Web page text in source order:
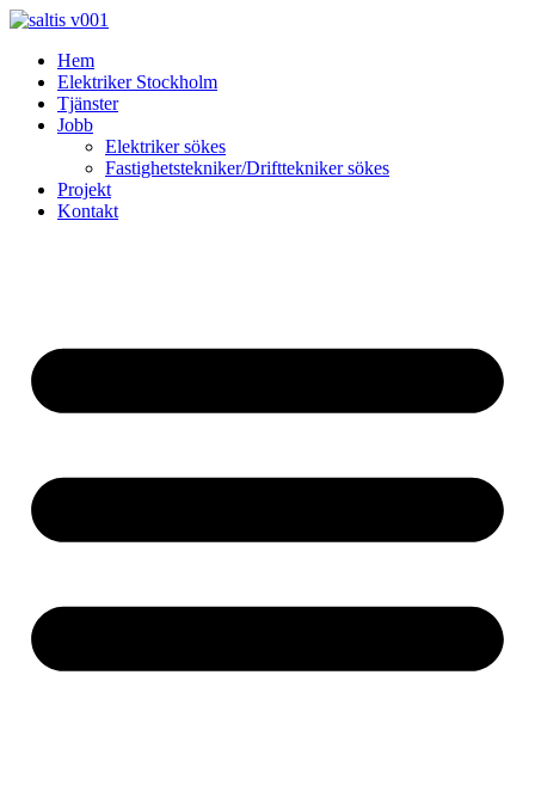
Skip
contentHem
Elektriker Stockholm
Tjänster
Jobb
Elektriker sökes
Fastighetstekniker/Drifttekniker sökes
Projekt
Kontakt